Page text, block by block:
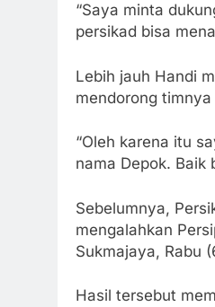
“Saya minta
persikad bisa
Lebih jauh Handi
mendorong
“Oleh karena itu
nama Depok. Baik
Sebelumnya,
mengalahkan
Sukmajaya, Rabu
Hasil tersebut